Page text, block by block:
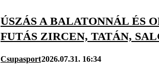
ÚSZÁS A BALATONNÁL ÉS
FUTÁS ZIRCEN, TATÁN,
Csupasport2026.07.31. 16:34